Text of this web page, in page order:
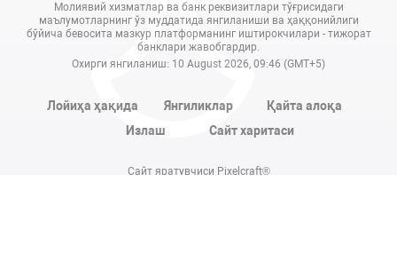
Молиявий хизматлар ва банк реквизитлари тўғрисидаги
маълумотларнинг ўз муддатида янгиланиши ва ҳаққонийлиги
бўйича бевосита мазкур платформанинг иштирокчилари - тижорат
банклари жавобгардир.
Охирги янгиланиш: 10 August 2026, 09:46 (GMT+5)
Лойиҳа ҳақида Янгиликлар
Қайта алоқа
Излаш
Сайт харитаси
Сайт яратувчиси Pixelcraft®